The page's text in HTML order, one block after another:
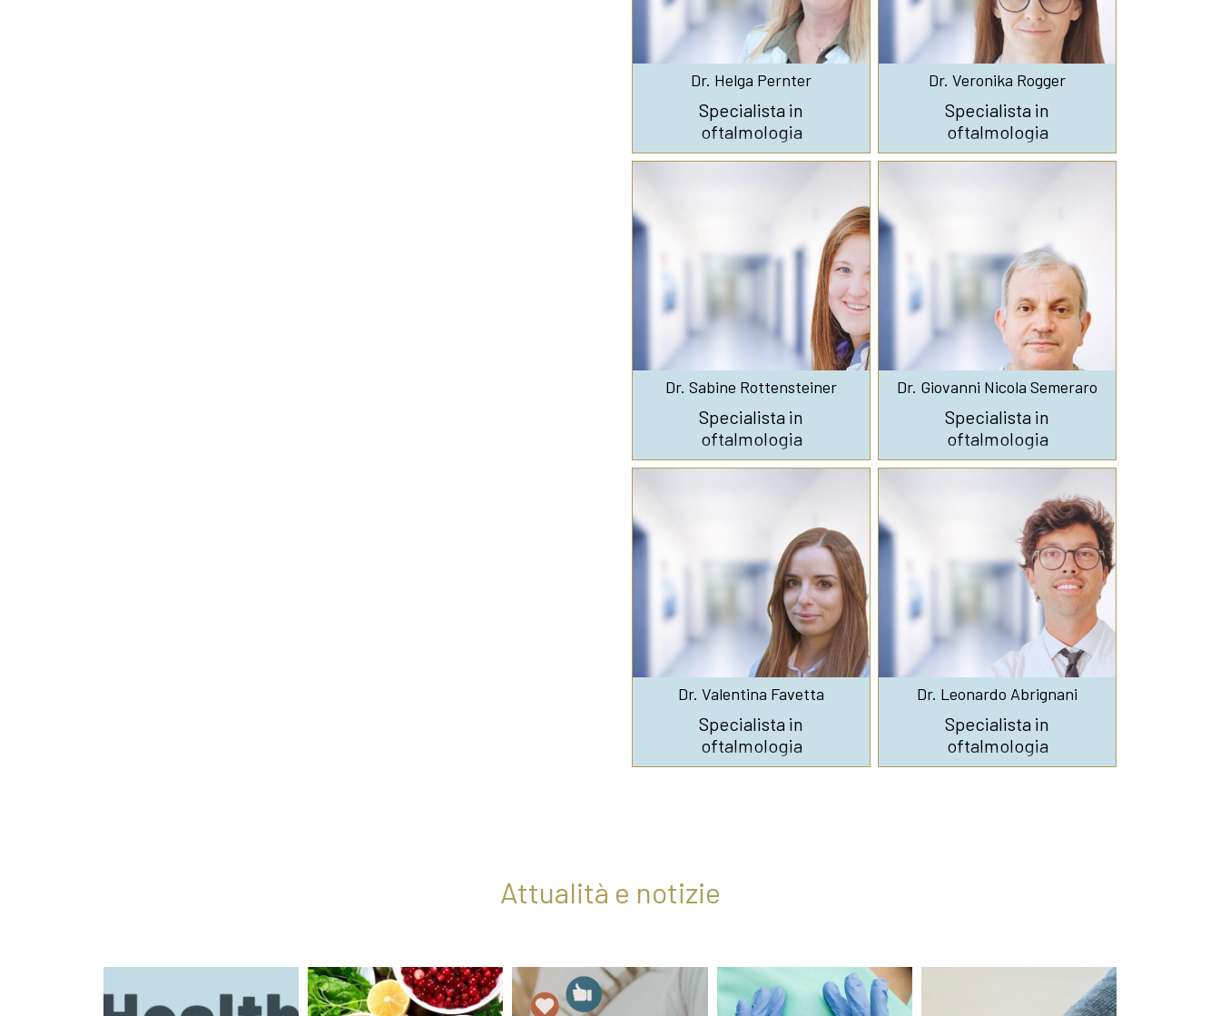
Dr. Helga Pernter
Specialista in
oftalmologia
Dr. Veronika Rogger
Specialista in
oftalmologia
Dr. Sabine Rottensteiner
Specialista in
oftalmologia
Dr. Giovanni Nicola Semeraro
Specialista in
oftalmologia
Dr. Valentina Favetta
Specialista in
oftalmologia
Dr. Leonardo Abrignani
Specialista in
oftalmologia
Attualità e notizie